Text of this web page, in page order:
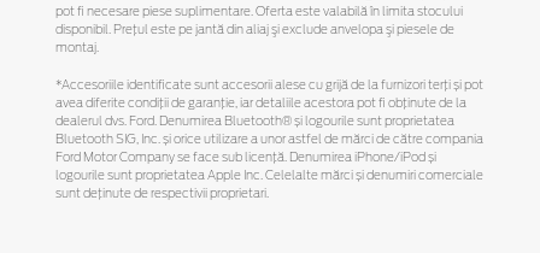
pot fi necesare piese suplimentare. Oferta este valabilă în limita stocului
disponibil. Preţul este pe jantă din aliaj şi exclude anvelopa şi piesele de
montaj.
*Accesoriile identificate sunt accesorii alese cu grijă de la furnizori terți și pot
avea diferite condiții de garanție, iar detaliile acestora pot fi obținute de la
dealerul dvs. Ford. Denumirea Bluetooth® și logourile sunt proprietatea
Bluetooth SIG, Inc. și orice utilizare a unor astfel de mărci de către compania
Ford Motor Company se face sub licență. Denumirea iPhone/iPod și
logourile sunt proprietatea Apple Inc. Celelalte mărci și denumiri comerciale
sunt deținute de respectivii proprietari.